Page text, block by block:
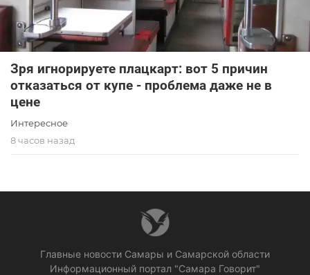
Зря игнорируете плацкарт: вот 5 причин
отказаться от купе - проблема даже не в
цене
Интересное
8 часов назад
Главные новости Самары и Самарской области
Информационный портал "Самара Говорит"